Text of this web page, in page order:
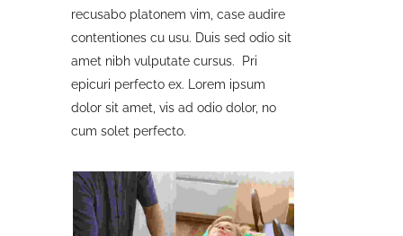
recusabo platonem vim, case audire
contentiones cu usu. Duis sed odio sit
amet nibh vulputate cursus. Pri
epicuri perfecto ex. Lorem ipsum
dolor sit amet, vis ad odio dolor, no
cum solet perfecto.